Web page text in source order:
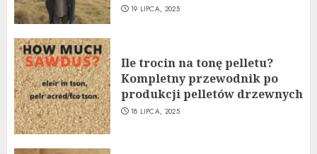
19 LIPCA, 2025
Ile trocin na tonę pelletu?
Kompletny przewodnik po
produkcji pelletów drzewnych
18 LIPCA, 2025